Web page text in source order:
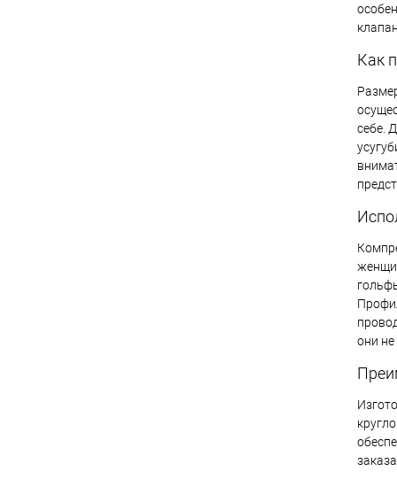
Как
себе.
они не